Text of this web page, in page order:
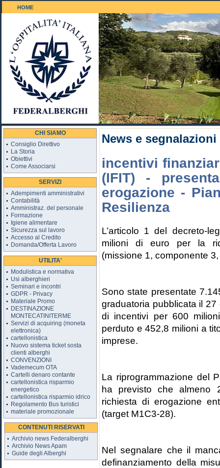
HOME
Il Golf 18 buche
CHI SIAMO
Consiglio Direttivo
La Storia
Obiettivi
Come Associarsi
SERVIZI
Adempimenti amministrativi
Contabilità
Amministraz. del personale
Formazione
Igiene alimentare
Sicurezza sul lavoro
Accesso al Credito
Domanda/Offerta Lavoro
UTILITA'
Modulistica e normativa
Usi alberghieri
Seminari e incontri
GDPR - Privacy
Materiale Promo
DESTINAZIONE
MONTECATINITERME
Servizi di acquiring (moneta
elettronica)
cartellonistica
Nuovo sistema ticket sosta
clienti alberghi
CONVENZIONI
Vademecum OTA
Cartelli denaro contante
cartellonistica risparmio
energetico
cartellonistica risparmio idrico
Regolamento Bus turistici
materiale promozionale
CONTENUTI RISERVATI
Archivio news Federalberghi
Archivio News Apam
Guide degli Alberghi
News e segnalazioni
incentivi
(IFIT) -
erogazione -
Resilienza
L’articolo 1 del decreto-
milioni di euro per la
(missione 1, componente
Sono state presentate
graduatoria pubblicata il
di incentivi per 600
perduto e 452,8 milioni a
imprese.
La riprogrammazione del
ha previsto che almeno
richiesta di erogazione
(target M1C3-28).
Nel segnalare che il
definanziamento della